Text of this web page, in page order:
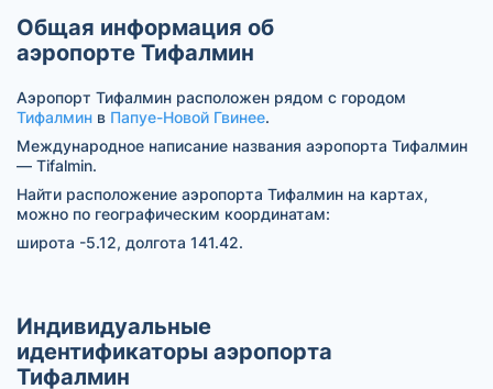
Общая информация об
аэропорте Тифалмин
Аэропорт Тифалмин расположен рядом с городом
Тифалмин в Папуе-Новой Гвинее.
Международное написание названия аэропорта Тифалмин
— Tifalmin.
Найти расположение аэропорта Тифалмин на картах,
можно по географическим координатам:
широта -5.12, долгота 141.42.
Индивидуальные
идентификаторы аэропорта
Тифалмин